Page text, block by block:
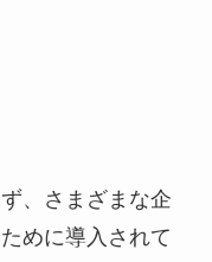
、さまざまな企
めに導入されて